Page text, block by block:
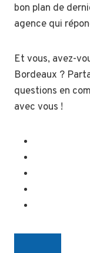
bon plan de
agence qui
Et vous, avez-
Bordeaux ?
questions en
avec vous !